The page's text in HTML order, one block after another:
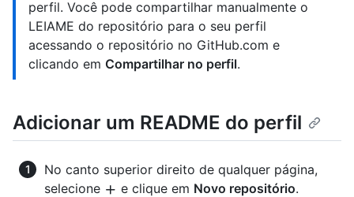
perfil. Você pode compartilhar manualmente o
LEIAME do repositório para o seu perfil
acessando o repositório no GitHub.com e
clicando em Compartilhar no perfil.
Adicionar um README do perfil
No canto superior direito de qualquer página,
selecione
e clique em Novo repositório.